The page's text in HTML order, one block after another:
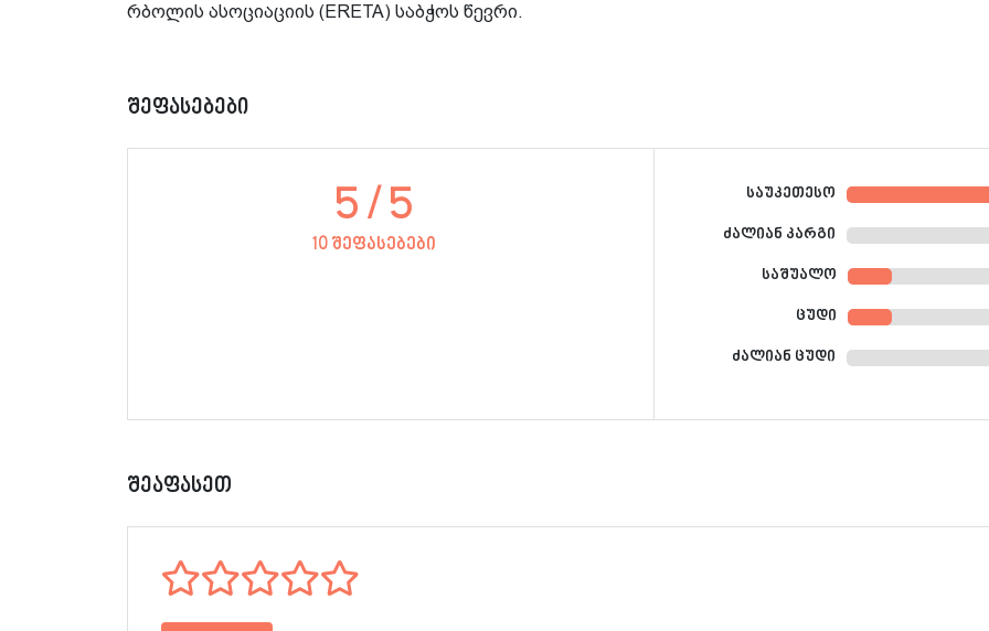
რბოლის ასოციაციის (ERETA) საბჭოს წევრი.
შეფასებები
5/ 5
10 შეფასებები
საუკეთესო
ძალიან კარგი
საშუალო
ცუდი
ძალიან ცუდი
შეაფასეთ